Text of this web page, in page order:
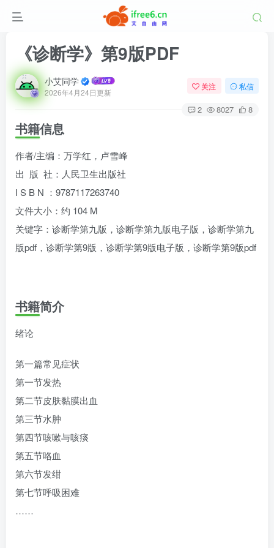
《诊断学》第9版PDF
小艾同学
2026年4月24日更新
关注 私信
2 8027 8
书籍信息
作者/主编：万学红，卢雪峰
出 版 社：人民卫生出版社
I S B N ：9787117263740
文件大小：约 104 M
关键字：诊断学第九版，诊断学第九版电子版，诊断学第九
版pdf，诊断学第9版，诊断学第9版电子版，诊断学第9版pdf
书籍简介
绪论
第一篇常见症状
第一节发热
第二节皮肤黏膜出血
第三节水肿
第四节咳嗽与咳痰
第五节咯血
第六节发绀
第七节呼吸困难
……